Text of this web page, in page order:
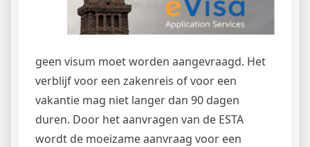
geen visum moet worden aangevraagd. Het
verblijf voor een zakenreis of voor een
vakantie mag niet langer dan 90 dagen
duren. Door het aanvragen van de ESTA
wordt de moeizame aanvraag voor een